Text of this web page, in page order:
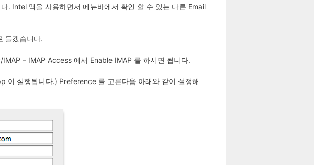
. Intel 맥을 사용하면서 메뉴바에서 확인 할 수 있는 다른 Email
들겠습니다.
– IMAP Access 에서 Enable IMAP 를 하시면 됩니다.
이 실행됩니다.) Preference 를 고른다음 아래와 같이 설정해